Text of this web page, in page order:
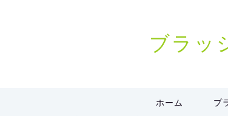
ブラッ
ホーム プ